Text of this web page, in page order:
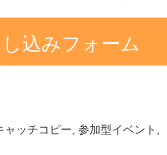
し込みフォーム
ャッチコピー 参加型イベント